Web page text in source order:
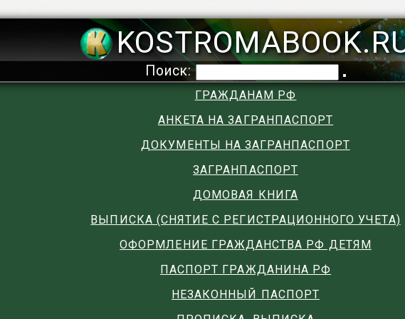
Поиск:
ГРАЖДАНАМ РФ
АНКЕТА НА ЗАГРАНПАСПОРТ
ДОКУМЕНТЫ НА ЗАГРАНПАСПОРТ
ЗАГРАНПАСПОРТ
ДОМОВАЯ КНИГА
ВЫПИСКА (СНЯТИЕ С РЕГИСТРАЦИОННОГО УЧЕТА)
ОФОРМЛЕНИЕ ГРАЖДАНСТВА РФ ДЕТЯМ
ПАСПОРТ ГРАЖДАНИНА РФ
НЕЗАКОННЫЙ ПАСПОРТ